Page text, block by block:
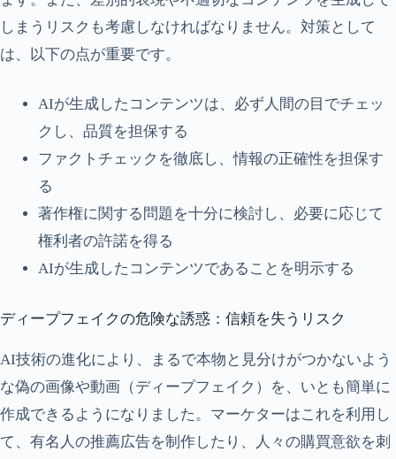
しまうリスクも考慮しなければなりません。対策として
は、以下の点が重要です。
AIが生成したコンテンツは、必ず人間の目でチェッ
クし、品質を担保する
ファクトチェックを徹底し、情報の正確性を担保す
る
著作権に関する問題を十分に検討し、必要に応じて
権利者の許諾を得る
AIが生成したコンテンツであることを明示する
ディープフェイクの危険な誘惑：信頼を失うリスク
AI技術の進化により、まるで本物と見分けがつかないよう
な偽の画像や動画（ディープフェイク）を、いとも簡単に
作成できるようになりました。マーケターはこれを利用し
て、有名人の推薦広告を制作したり、人々の購買意欲を刺